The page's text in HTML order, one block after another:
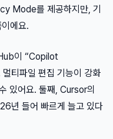
Mode를 제공하지만, 기
에요.
이 “Copilot
티파일 편집 기능이 강화
있어요. 둘째, Cursor의
년 들어 빠르게 늘고 있다